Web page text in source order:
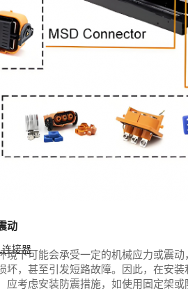
DIN1.0/2.3连接器
连接器
连接器
动
境下可能会承受一定的机械应力或震
坏，甚至引发短路故障。因此，在安
应考虑安装防震措施，如使用固定架或